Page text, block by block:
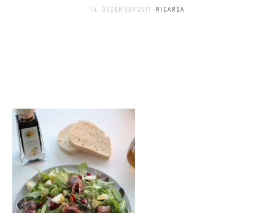
14. DEZEMBER 2017 RICARDA